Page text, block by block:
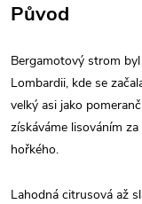
Původ
Bergamotový strom
Lombardii, kde se
velký asi jako
získáváme lisováním
hořkého.
Lahodná citrusová až